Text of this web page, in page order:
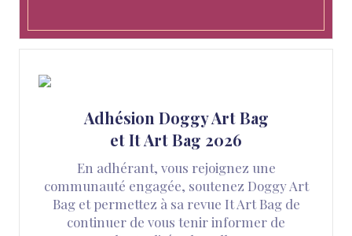
Adhésion Doggy Art Bag
et It Art Bag 2026
En adhérant, vous rejoignez une
communauté engagée, soutenez Doggy Art
Bag et permettez à sa revue It Art Bag de
continuer de vous tenir informer de